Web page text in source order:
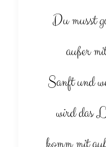
Du musst
außer
Sanft und
wird das